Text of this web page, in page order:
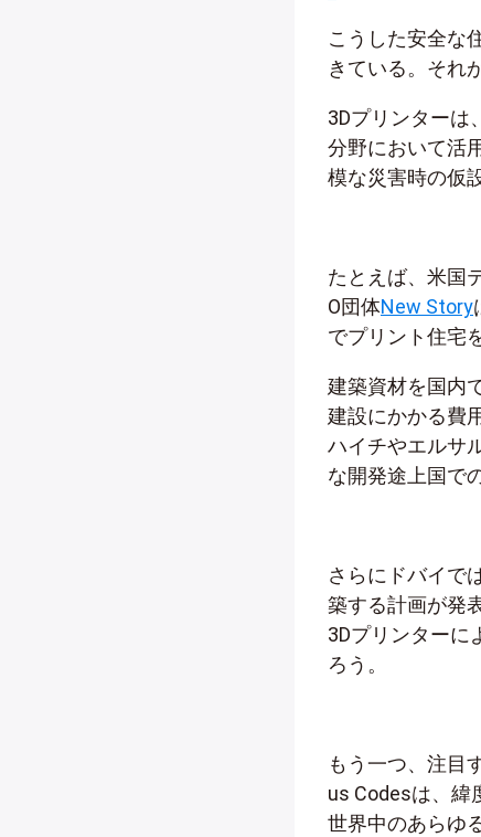
こうした安全な
きている。それ
3Dプリンターは
分野において活
模な災害時の仮
たとえば、米国
O団体New Story
でプリント住宅
建築資材を国内
建設にかかる費
ハイチやエルサ
な開発途上国で
さらにドバイで
築する計画が発
3Dプリンターに
ろう。
もう一つ、注目
us Codesは、緯
世界中のあらゆ